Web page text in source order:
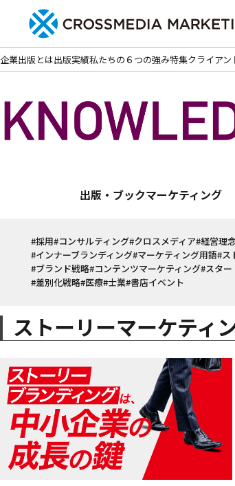
企業出版とは出版実績私たちの６つの強み特集クライア
出版・ブックマーケティング
#採用#コンサルティング#クロスメディア#経営理
#インナーブランディング#マーケティング用語#ス
#ブランド戦略#コンテンツマーケティング#スタ
#差別化戦略#医療#士業#書店イベント
ストーリーマーケティ